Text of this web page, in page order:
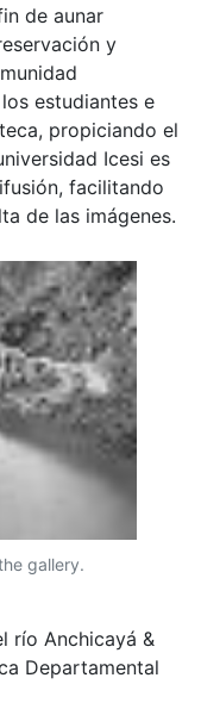
de aunar
y
estudiantes e
propiciando el
Icesi es
facilitando
de las imágenes.
gallery.
río Anchicayá &
Departamental